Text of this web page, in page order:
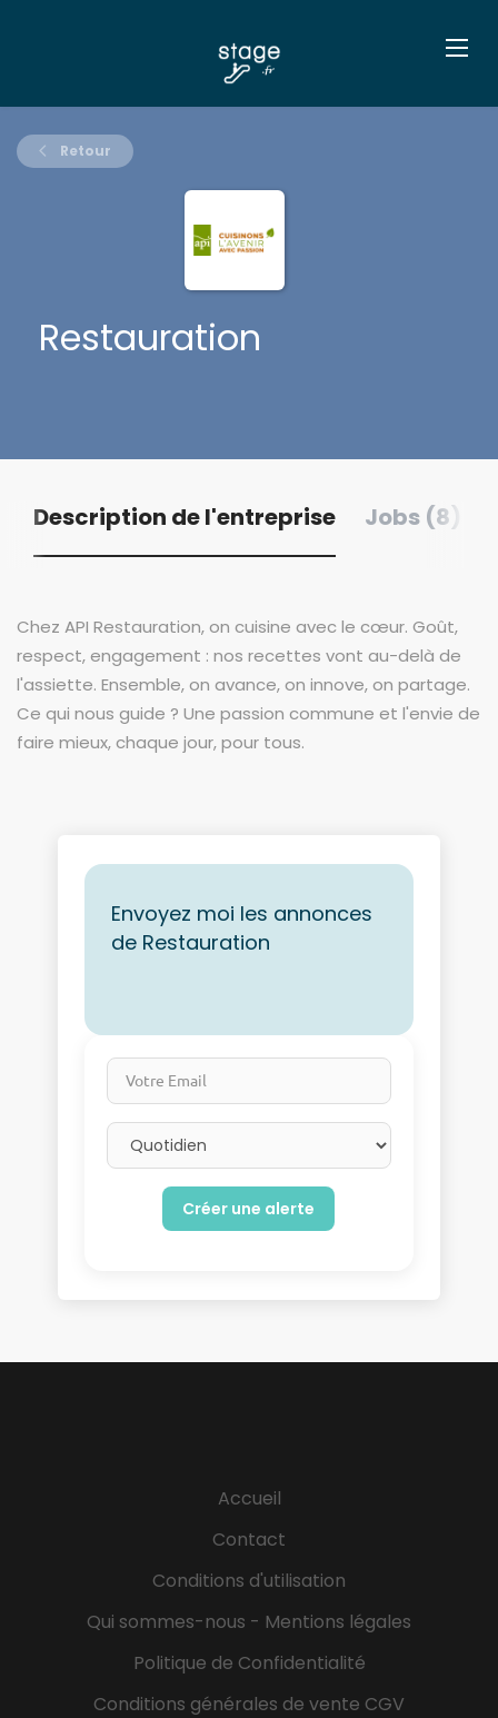
Retour
Restauration
Description de l'entreprise Jobs (8)
Chez API Restauration, on cuisine avec le cœur. Goût,
respect, engagement : nos recettes vont au-delà de
l'assiette. Ensemble, on avance, on innove, on partage.
Ce qui nous guide ? Une passion commune et l'envie de
faire mieux, chaque jour, pour tous.
Envoyez moi les annonces
de Restauration
Votre Email
Email frequency
Accueil
Contact
Conditions d'utilisation
Qui sommes-nous - Mentions légales
Politique de Confidentialité
Conditions générales de vente CGV